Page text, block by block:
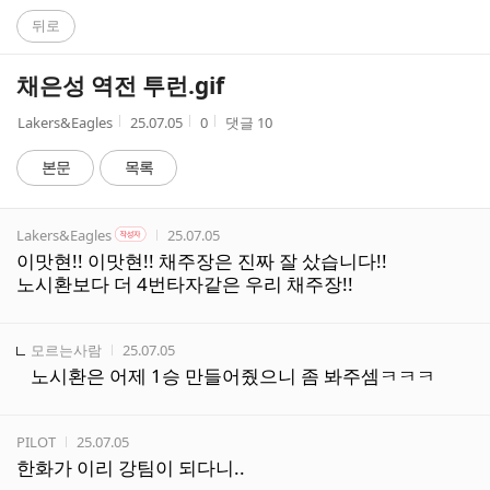
C
뒤로
채은성 역전 투런.gif
작
자
Lakers&Eagles
작
시
간
25.07.05
조
0 댓글 10
본문 목록
작성자
Lakers&Eagles작성자 본인 여부
작성자 작성시간
25.07.05
이맛현!! 이맛현!! 채주장은 진짜 잘 샀습니다!!
노시환보다 더 4번타자같은 우리 채주장!!
작성자
모르는사람 작성시간
25.07.05
노시환은 어제 1승 만들어줬으니 좀 봐주셈ㅋㅋㅋ
작성자
PILOT 작성시간
25.07.05
한화가 이리 강팀이 되다니..